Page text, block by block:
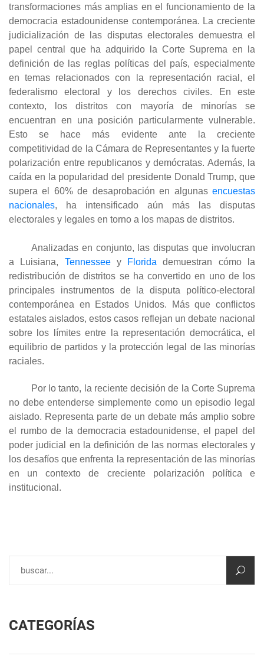
transformaciones más amplias en el funcionamiento de la
democracia estadounidense contemporánea. La creciente
judicialización de las disputas electorales demuestra el
papel central que ha adquirido la Corte Suprema en la
definición de las reglas políticas del país, especialmente
en temas relacionados con la representación racial, el
federalismo electoral y los derechos civiles. En este
contexto, los distritos con mayoría de minorías se
encuentran en una posición particularmente vulnerable.
Esto se hace más evidente ante la creciente
competitividad de la Cámara de Representantes y la fuerte
polarización entre republicanos y demócratas. Además, la
caída en la popularidad del presidente Donald Trump, que
supera el 60% de desaprobación en algunas encuestas
nacionales, ha intensificado aún más las disputas
electorales y legales en torno a los mapas de distritos.
Analizadas en conjunto, las disputas que involucran
a Luisiana, Tennesseey Florida demuestran cómo la
redistribución de distritos se ha convertido en uno de los
principales instrumentos de la disputa político-electoral
contemporánea en Estados Unidos. Más que conflictos
estatales aislados, estos casos reflejan un debate nacional
sobre los límites entre la representación democrática, el
equilibrio de partidos y la protección legal de las minorías
raciales.
Por lo tanto, la reciente decisión de la Corte Suprema
no debe entenderse simplemente como un episodio legal
aislado. Representa parte de un debate más amplio sobre
el rumbo de la democracia estadounidense, el papel del
poder judicial en la definición de las normas electorales y
los desafíos que enfrenta la representación de las minorías
en un contexto de creciente polarización política e
institucional.
CATEGORÍAS